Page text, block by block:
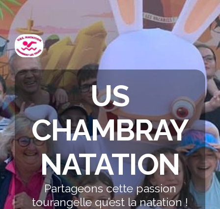
US
CHAMBRAY
NATATION
Partageons cette passion
tourangelle qu’est la natation !